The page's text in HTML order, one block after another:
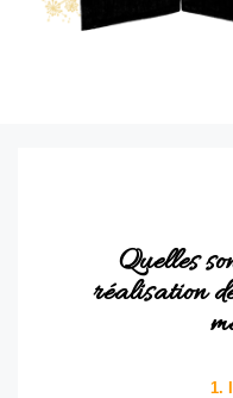
Quelles
réalisation
1.